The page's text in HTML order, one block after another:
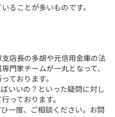
ることが多いものです。
店長の多胡や元信用金庫の法
門家チームが一丸となって、
ております。
いいの？といった疑問に対し
っております。
一度、ご相談ください。お問